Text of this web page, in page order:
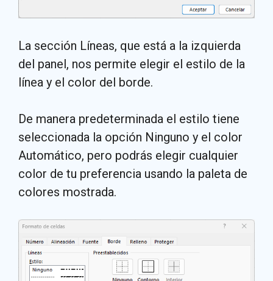
La sección Líneas, que está a la izquierda
del panel, nos permite elegir el estilo de la
línea y el color del borde.
De manera predeterminada el estilo tiene
seleccionada la opción Ninguno y el color
Automático, pero podrás elegir cualquier
color de tu preferencia usando la paleta de
colores mostrada.